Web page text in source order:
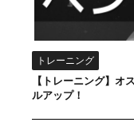
トレーニング
【トレーニング】
ルアップ！